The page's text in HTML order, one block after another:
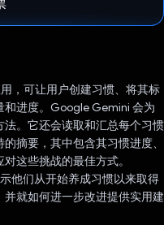
，可让用户创建习惯、将其标
和进度。Google Gemini 会为
。它还会读取和汇总每个习惯
摘要，其中包含其习惯进度、
这些挑战的最佳方式。
他们从开始养成习惯以来取得
就如何进一步改进提供实用建